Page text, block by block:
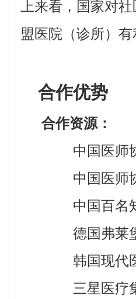
上来看，国家对
盟医院（诊所）有
合作优势
合作资源：
中国医师
中国医师协
中国百名知
德国弗莱堡
韩国现代医
三星医疗